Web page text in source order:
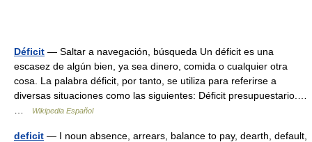
Déficit — Saltar a navegación, búsqueda Un déficit es una
escasez de algún bien, ya sea dinero, comida o cualquier otra
cosa. La palabra déficit, por tanto, se utiliza para referirse a
diversas situaciones como las siguientes: Déficit presupuestario.…
Wikipedia Español
deficit — I noun absence, arrears, balance to pay, dearth, default,